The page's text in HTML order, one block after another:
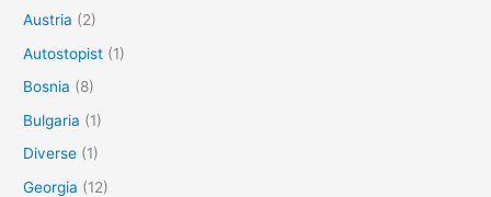
Austria (2)
Autostopist (1)
Bosnia (8)
Bulgaria (1)
Diverse (1)
Georgia (12)